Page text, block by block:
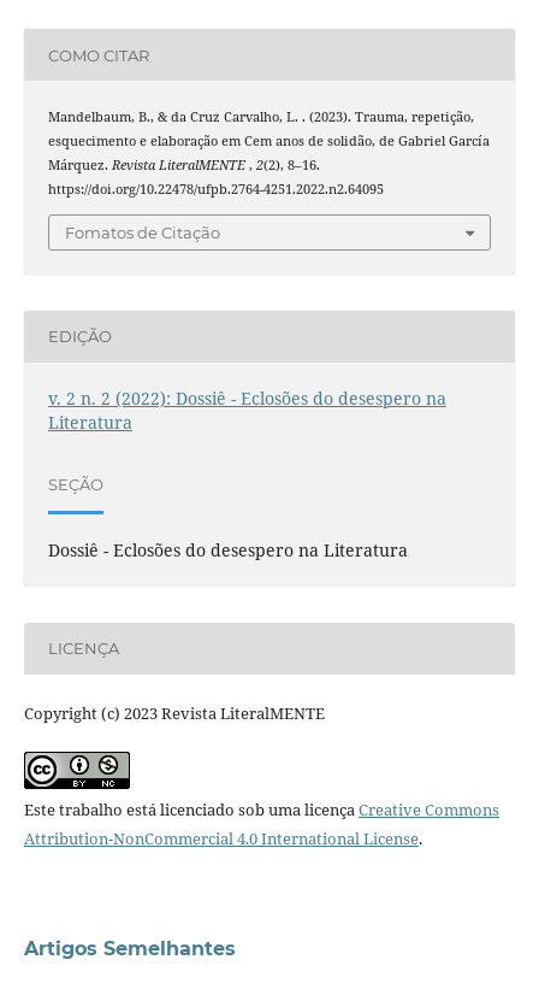
COMO CITAR
Mandelbaum, B., & da Cruz Carvalho, L. . (2023). Trauma, repetição,
esquecimento e elaboração em Cem anos de solidão, de Gabriel García
Márquez. Revista LiteralMENTE , 2(2), 8–16.
https://doi.org/10.22478/ufpb.2764-4251.2022.n2.64095
Fomatos de Citação
EDIÇÃO
v. 2 n. 2 (2022): Dossiê - Eclosões do desespero na
Literatura
SEÇÃO
Dossiê - Eclosões do desespero na Literatura
LICENÇA
Copyright (c) 2023 Revista LiteralMENTE
Este trabalho está licenciado sob uma licençaCreative Commons
Attribution-NonCommercial 4.0 International License.
Artigos Semelhantes